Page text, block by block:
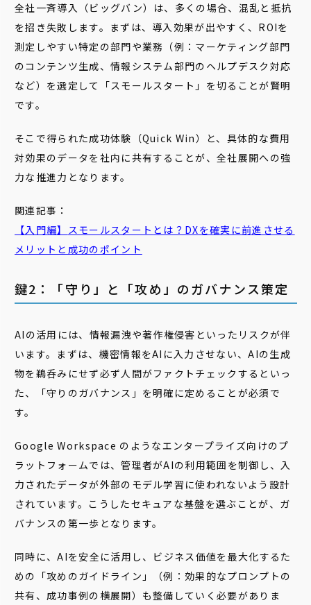
全社一斉導入（ビッグバン）は、多くの場合、混乱と抵抗
を招き失敗します。まずは、導入効果が出やすく、ROIを
測定しやすい特定の部門や業務（例：マーケティング部門
のコンテンツ生成、情報システム部門のヘルプデスク対応
など）を選定して「スモールスタート」を切ることが賢明
です。
そこで得られた成功体験（Quick Win）と、具体的な費用
対効果のデータを社内に共有することが、全社展開への強
力な推進力となります。
関連記事：
【入門編】 スモールスタート とは？DXを確実に前進させる
メリットと成功のポイント
鍵2：「守り」と「攻め」のガバナンス策定
AIの活用には、情報漏洩や著作権侵害といったリスクが伴
います。まずは、機密情報をAIに入力させない、AIの生成
物を鵜呑みにせず必ず人間がファクトチェックするといっ
た、「守りのガバナンス」を明確に定めることが必須で
す。
Google Workspace のようなエンタープライズ向けのプ
ラットフォームでは、管理者がAIの利用範囲を制御し、入
力されたデータが外部のモデル学習に使われないよう設計
されています。こうしたセキュアな基盤を選ぶことが、ガ
バナンスの第一歩となります。
同時に、AIを安全に活用し、ビジネス価値を最大化するた
めの「攻めのガイドライン」（例：効果的なプロンプトの
共有、成功事例の横展開）も整備していく必要がありま